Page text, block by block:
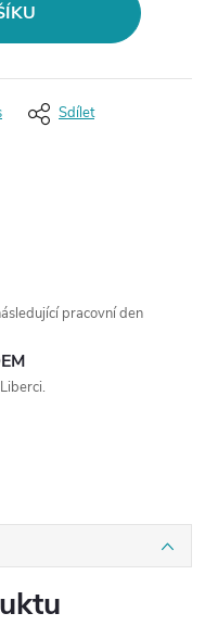
Sdílet
pracovní den